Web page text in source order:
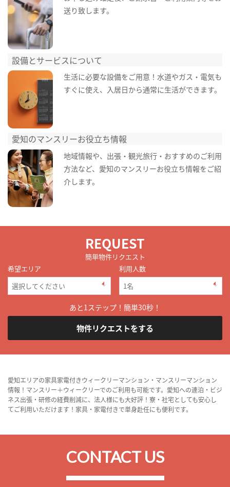
送り致します。
設備とサービスについて
生活に必要な設備をご用意！水道やガス・電気も
すぐに使え、入居日から通常に生活ができます。
愛知のマンスリーお役立ち情報
地域情報や、出張・観光旅行・おすすめのご利用
方法など、愛知のマンスリーお役立ち情報をご紹
介します。
REQUEST
簡単物件リクエスト
希望エリア
利用人数
あと1ステップ！簡単30秒！
物件リクエストをする
愛知エリアの家具家電付きウィークリーマンション・マンスリーマンション
情報！マンスリー＋ウィークリーでのご利用も可能です。愛知への連泊・ビジ
ネス出張・研修の経費削減に、法人様にも大好評！寮・社宅としても安心し
てご利用いただけます！家具・家電付きで単身赴任にも便利です。
CONTACT US